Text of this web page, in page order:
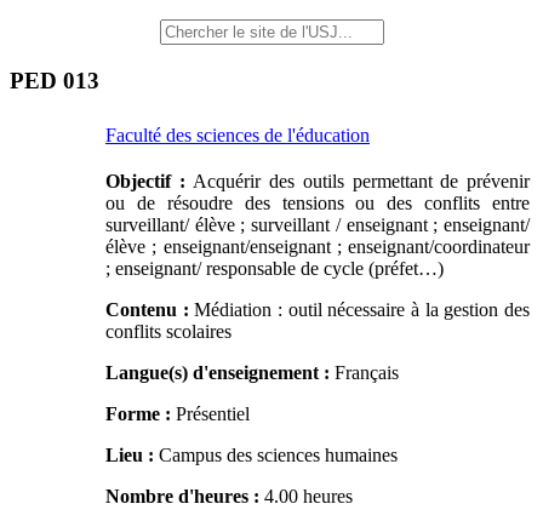
PED 013
Faculté des sciences de l'éducation
Objectif :Acquérir des outils permettant de prévenir
ou de résoudre des tensions ou des conflits entre
surveillant/ élève ; surveillant / enseignant ; enseignant/
élève ; enseignant/enseignant ; enseignant/coordinateur
; enseignant/ responsable de cycle (préfet…)
Contenu :Médiation : outil nécessaire à la gestion des
conflits scolaires
Langue(s) d'enseignement : Français
Forme : Présentiel
Lieu : Campus des sciences humaines
Nombre d'heures : 4.00 heures